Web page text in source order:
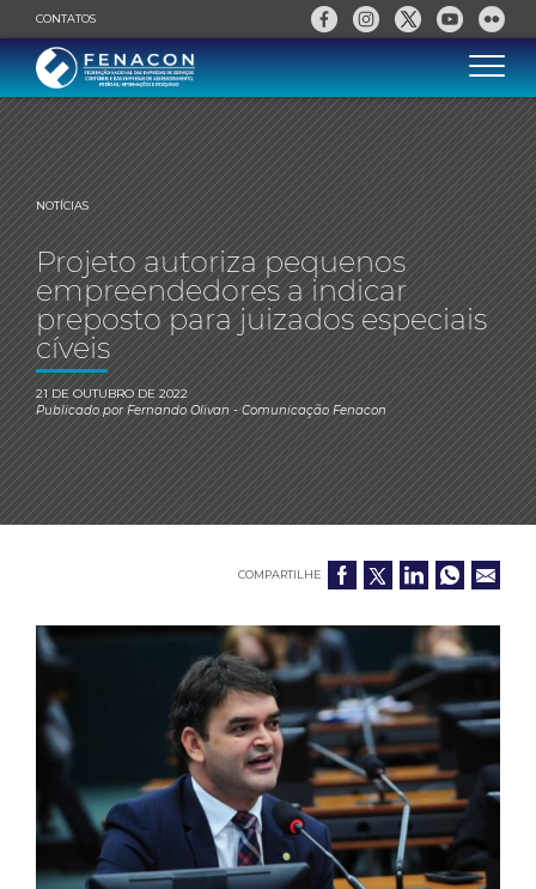
CONTATOS
NOTÍCIAS
Projeto autoriza pequenos
empreendedores a indicar
preposto para juizados especiais
cíveis
21 DE OUTUBRO DE 2022
Publicado porFernando Olivan- Comunicação Fenacon
COMPARTILHE